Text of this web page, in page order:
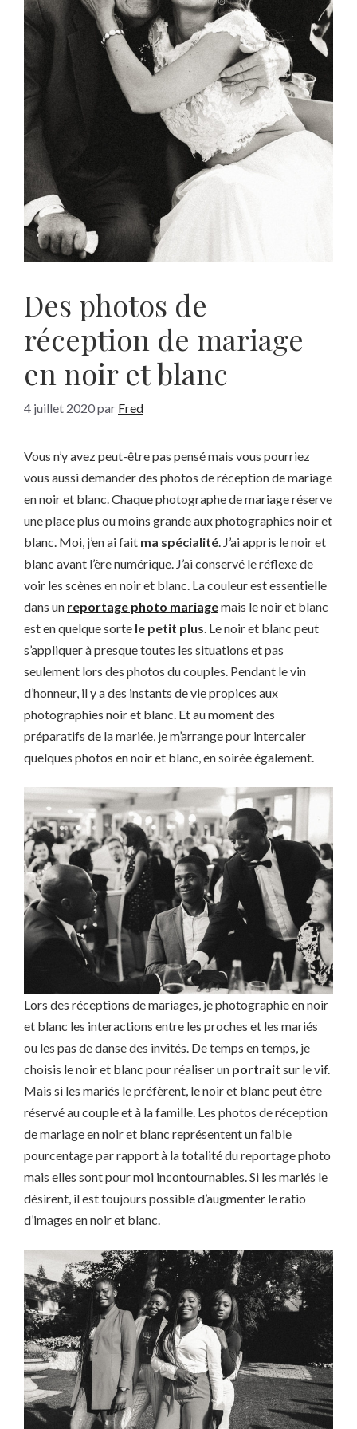
Des photos de
réception de mariage
en noir et blanc
4 juillet 2020par Fred
Vous n’y avez peut-être pas pensé mais vous pourriez
vous aussi demander des photos de réception de mariage
en noir et blanc. Chaque photographe de mariage réserve
une place plus ou moins grande aux photographies noir et
blanc. Moi, j’en ai fait ma spécialité. J’ai appris le noir et
blanc avant l’ère numérique. J’ai conservé le réflexe de
voir les scènes en noir et blanc. La couleur est essentielle
dans un reportage photo mariagemais le noir et blanc
est en quelque sorte le petit plus. Le noir et blanc peut
s’appliquer à presque toutes les situations et pas
seulement lors des photos du couples. Pendant le vin
d’honneur, il y a des instants de vie propices aux
photographies noir et blanc. Et au moment des
préparatifs de la mariée, je m’arrange pour intercaler
quelques photos en noir et blanc, en soirée également.
Lors des réceptions de mariages, je photographie en noir
et blanc les interactions entre les proches et les mariés
ou les pas de danse des invités. De temps en temps, je
choisis le noir et blanc pour réaliser un portrait sur le vif.
Mais si les mariés le préfèrent, le noir et blanc peut être
réservé au couple et à la famille. Les photos de réception
de mariage en noir et blanc représentent un faible
pourcentage par rapport à la totalité du reportage photo
mais elles sont pour moi incontournables. Si les mariés le
désirent, il est toujours possible d’augmenter le ratio
d’images en noir et blanc.